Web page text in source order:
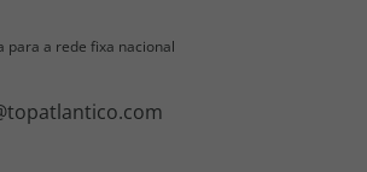
para a rede fixa nacional